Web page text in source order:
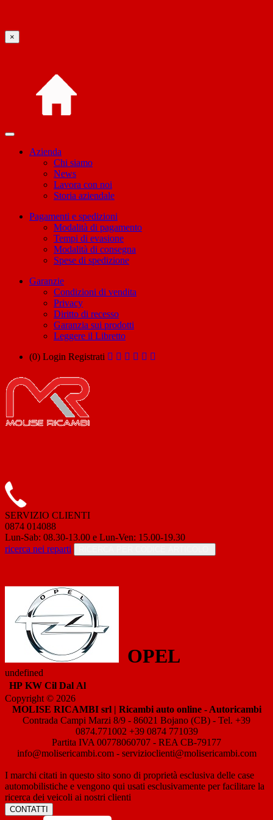
×
Azienda
Chi siamo
News
Lavora con noi
Storia aziendale
Pagamenti e spedizioni
Modalità di pagamento
Tempi di evasione
Modalità di consegna
Spese di spedizione
Garanzie
Condizioni di vendita
Privacy
Diritto di recesso
Garanzia sui prodotti
Leggere il Libretto
(0) Login Registrati
SERVIZIO CLIENTI
0874 014088
Lun-Sab: 08.30-13.00 e Lun-Ven: 15.00-19.30
ricerca nei reparti
OPEL
undefined
HP KW Cil Dal Al
Copyright © 2026
MOLISE RICAMBI srl | Ricambi auto online - Autoricambi
Contrada Campi Marzi 8/9 - 86021 Bojano (CB) - Tel. +39
0874.771002 +39 0874 771039
Partita IVA 00778060707 - REA CB-79177
info@molisericambi.com - servizioclienti@molisericambi.com
I marchi citati in questo sito sono di proprietà esclusiva delle case
automobilistiche e vengono qui usati esclusivamente per facilitare la
ricerca dei veicoli ai nostri clienti
CONTATTI